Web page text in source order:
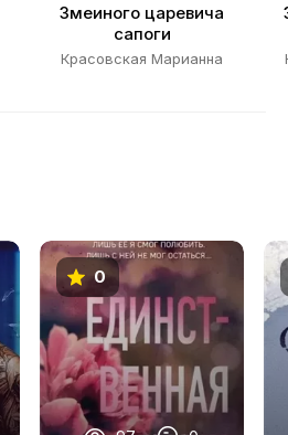
Змеиного царевича
сапоги
Красовская Марианна
0